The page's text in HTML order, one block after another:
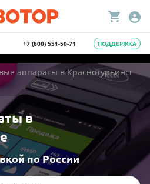
+7 (800) 551-50-71 ПОДДЕРЖКА
аппараты в Краснотурьинске
в
по России